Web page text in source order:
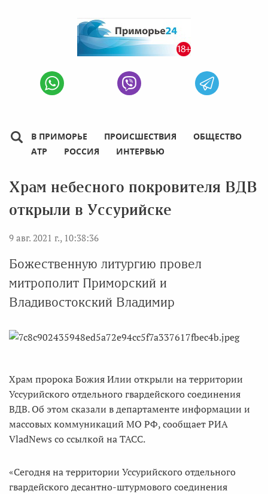
В ПРИМОРЬЕ ПРОИСШЕСТВИЯ
ОБЩЕСТВО
АТР
РОССИЯ ИНТЕРВЬЮ
Храм небесного покровителя ВДВ
открыли в Уссурийске
9 авг. 2021 г., 10:38:36
Божественную литургию провел
митрополит Приморский и
Владивостокский Владимир
Храм пророка Божия Илии открыли на территории
Уссурийского отдельного гвардейского соединения
ВДВ. Об этом сказали в департаменте информации и
массовых коммуникаций МО РФ, сообщает РИА
VladNews со ссылкой на ТАСС.
«Сегодня на территории Уссурийского отдельного
гвардейского десантно-штурмового соединения